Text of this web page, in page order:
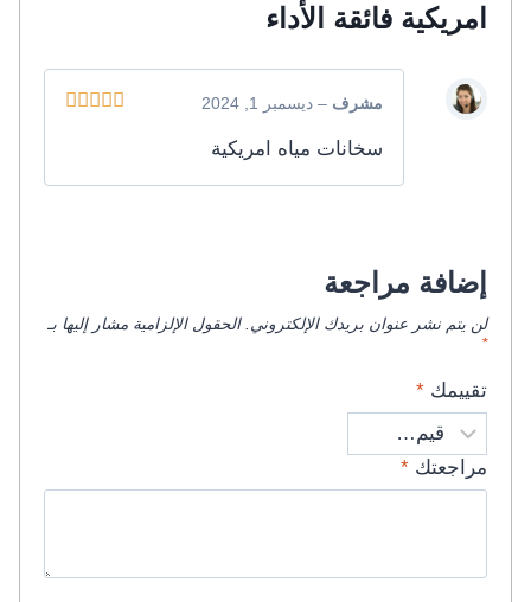
امريكية فائقة الأداء
مشرف – ديسمبر 1, 2024
سخانات مياه امريكية
إضافة مراجعة
لن يتم نشر عنوان بريدك الإلكتروني. الحقول الإلزامية مشار إليها بـ
*
تقييمك *
مراجعتك *